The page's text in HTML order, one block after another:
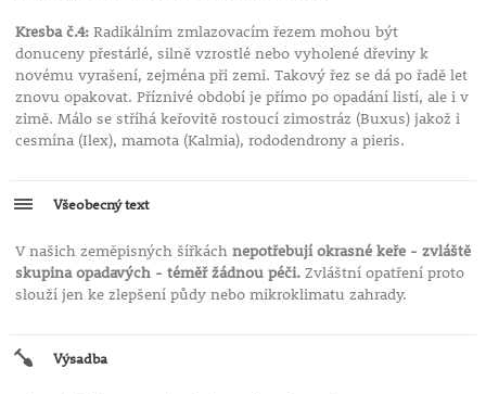
Kresba č.4:Radikálním zmlazovacím řezem mohou být
donuceny přestárlé, silně vzrostlé nebo vyholené dřeviny k
novému vyrašení, zejména při zemi. Takový řez se dá po řadě let
znovu opakovat. Příznivé období je přímo po opadání listí, ale i v
zimě. Málo se stříhá keřovitě rostoucí zimostráz (Buxus) jakož i
cesmína (Ilex), mamota (Kalmia), rododendrony a pieris.
Všeobecný text
V našich zeměpisných šířkách nepotřebují okrasné keře - zvláště
skupina opadavých - téměř žádnou péči.Zvláštní opatření proto
slouží jen ke zlepšení půdy nebo mikroklimatu zahrady.
Výsadba